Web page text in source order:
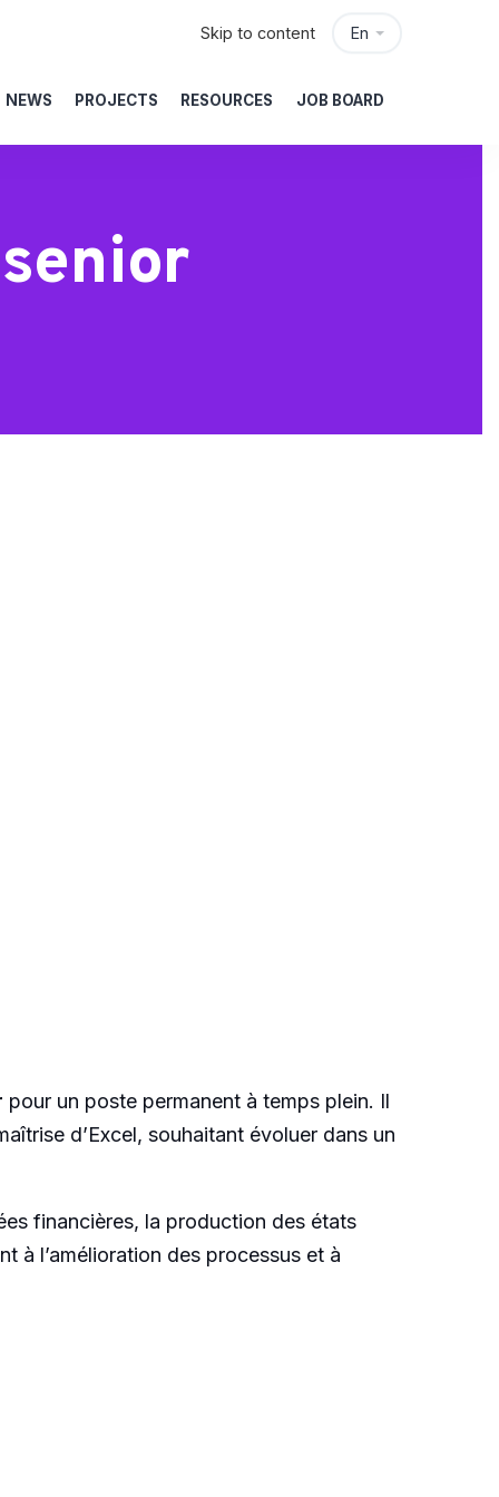
En
Skip to content
NEWS PROJECTS RESOURCES JOB BOARD
pour un poste permanent à temps plein. Il
d’Excel, souhaitant évoluer dans un
financières, la production des états
à l’amélioration des processus et à